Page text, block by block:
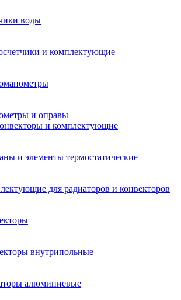
воды
и комплектующие
и оправы
и комплектующие
и элементы термостатические
для радиаторов и конвекторов
внутрипольные
алюминиевые